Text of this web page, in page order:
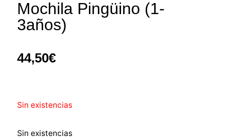
Mochila Pingüino (1-
3años)
44,50€
Sin existencias
Sin existencias